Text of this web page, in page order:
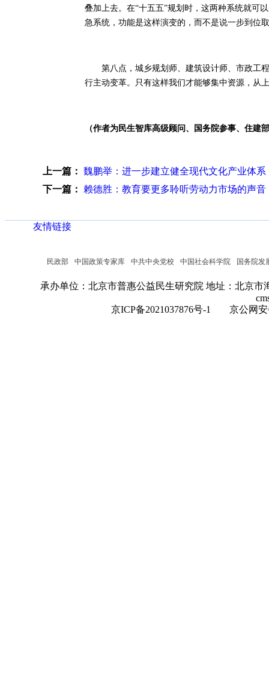
叠加上去。在“十五五”规划时，这两种系统就可
急系统，功能是这样演变的，而不是说一步到位
第八点，城乡规划师、建筑设计师、市政工程
行主动变革。只有这样我们才能够集中资源，从
（作者为民生智库高级顾问、国务院参事、住建
上一篇： 魏鹏举：进一步建立健全现代文化产业体系
下一篇：
赖德胜：教育要更多聆听劳动力市场的声音
友情链接
民政部 中国政策专家库 中共中央党校 中国社会科学院 国务院发
承办单位：北京市普惠公益民生研究院 地址：北京市
京ICP备2021037876号-1
京公网安